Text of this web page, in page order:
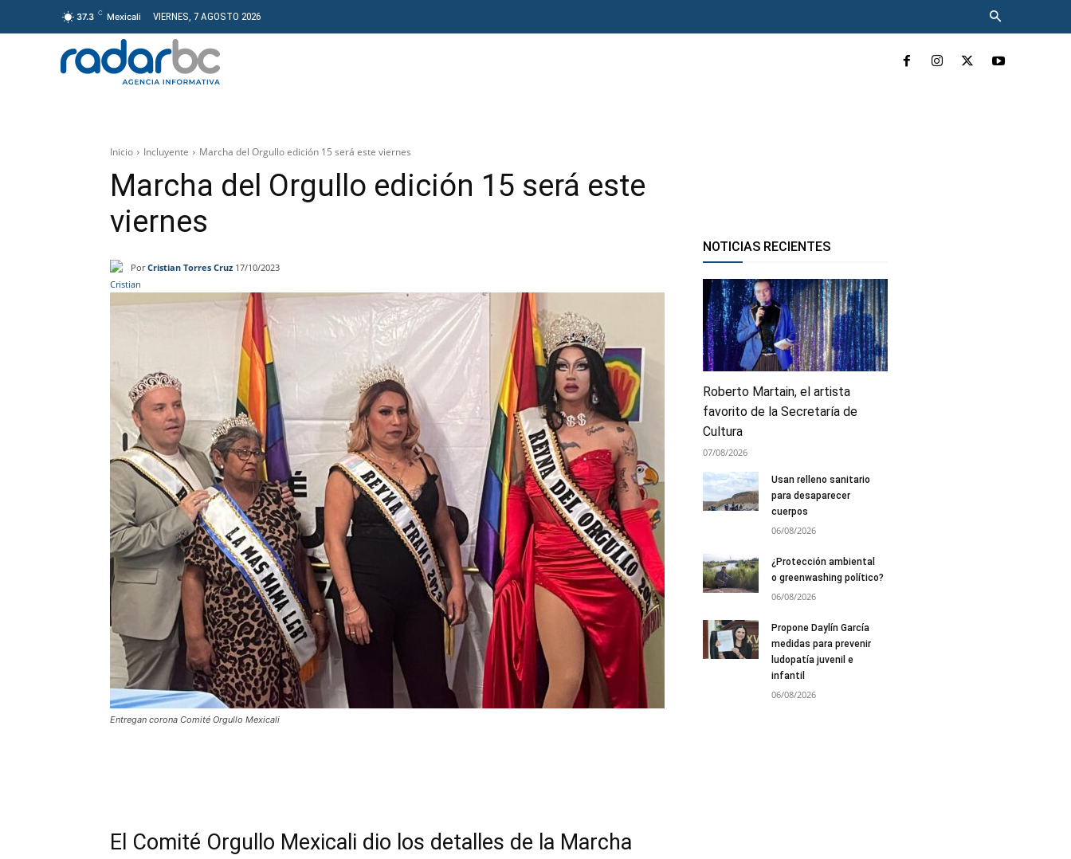
37.3 C Mexicali VIERNES, 7 AGOSTO 2026
Inicio Incluyente Marcha del Orgullo edición 15 será este viernes
Marcha del Orgullo edición 15 será este
viernes
Por Cristian Torres Cruz 17/10/2023
Entregan corona Comité Orgullo Mexicali
El Comité Orgullo Mexicali dio los detalles de la Marcha
NOTICIAS RECIENTES
Roberto Martain, el artista
favorito de la Secretaría de
Cultura
07/08/2026
Usan relleno sanitario
para desaparecer
cuerpos
06/08/2026
¿Protección ambiental
o greenwashing político?
06/08/2026
Propone Daylín García
medidas para prevenir
ludopatía juvenil e
infantil
06/08/2026